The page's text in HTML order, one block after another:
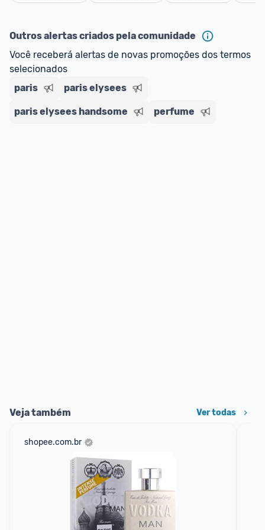
E lembre-se: você sempre pode contar ajuda da
comunidade para tirar dúvidas ou acionar os
nossos Admins marcando
comentário ou através do Fale com o Promobit.
Outros alertas criados pela comunidade
Você receberá alertas de novas promoções dos termos
selecionados
paris
paris elysees
paris elysees handsome perfume
Veja também Ver todas
shopee.com.br